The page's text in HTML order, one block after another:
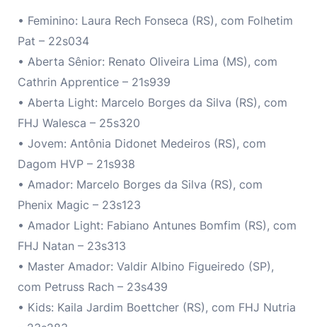
• Feminino: Laura Rech Fonseca (RS), com Folhetim
Pat – 22s034
• Aberta Sênior: Renato Oliveira Lima (MS), com
Cathrin Apprentice – 21s939
• Aberta Light: Marcelo Borges da Silva (RS), com
FHJ Walesca – 25s320
• Jovem: Antônia Didonet Medeiros (RS), com
Dagom HVP – 21s938
• Amador: Marcelo Borges da Silva (RS), com
Phenix Magic – 23s123
• Amador Light: Fabiano Antunes Bomfim (RS), com
FHJ Natan – 23s313
• Master Amador: Valdir Albino Figueiredo (SP),
com Petruss Rach – 23s439
• Kids: Kaila Jardim Boettcher (RS), com FHJ Nutria